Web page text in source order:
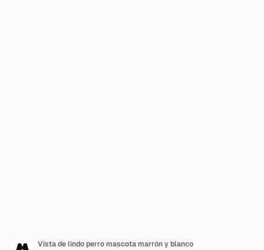
Vista de lindo perro mascota marrón y blanco